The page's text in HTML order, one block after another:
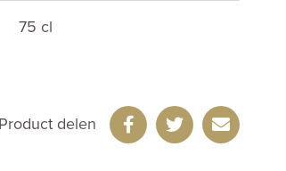
75 cl
Product delen